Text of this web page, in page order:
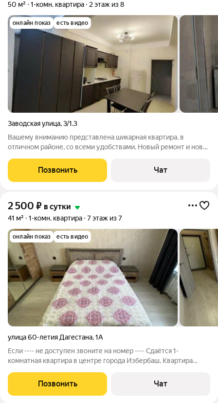
50 м² 1-комн. квартира 2 этаж из 8
онлайн показ есть видео
Заводская улица,3/1.3
Вашему вниманию представлена шикарная квартира, в
отличном районе, со всеми удобствами. Новый ремонт и новая
доступности находятся: Магазины и
Аптеки(круглосуточные),кофейни, кафе, парк "Победы"
Позвонить Чат
2 500 ₽ в сутки
41 м² 1-комн. квартира 7 этаж из 7
онлайн показ есть видео
улица 60-летия Дагестана,1А
Если ---- не доступен звоните на номер ---- Сдаётcя 1-
комнатная квартира в центре гoродa Избербaш. Кваpтиpа
всeми нeобxодимыми условиями для сутoчнoго, длительного и
комфоpтнoгo отдыxa .
Позвонить Чат